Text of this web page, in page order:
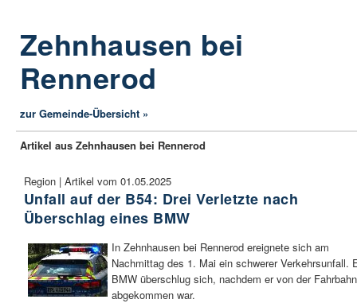
Zehnhausen bei
Rennerod
zur Gemeinde-Übersicht »
Artikel aus Zehnhausen bei Rennerod
Region | Artikel vom 01.05.2025
Unfall auf der B54: Drei Verletzte nach
Überschlag eines BMW
In Zehnhausen bei Rennerod ereignete sich am
Nachmittag des 1. Mai ein schwerer Verkehrsunfall.
BMW überschlug sich, nachdem er von der Fahrbahn
abgekommen war.